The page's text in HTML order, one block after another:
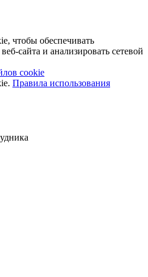
чтобы обеспечивать
сайта и анализировать сетевой
cookie
Правила использования